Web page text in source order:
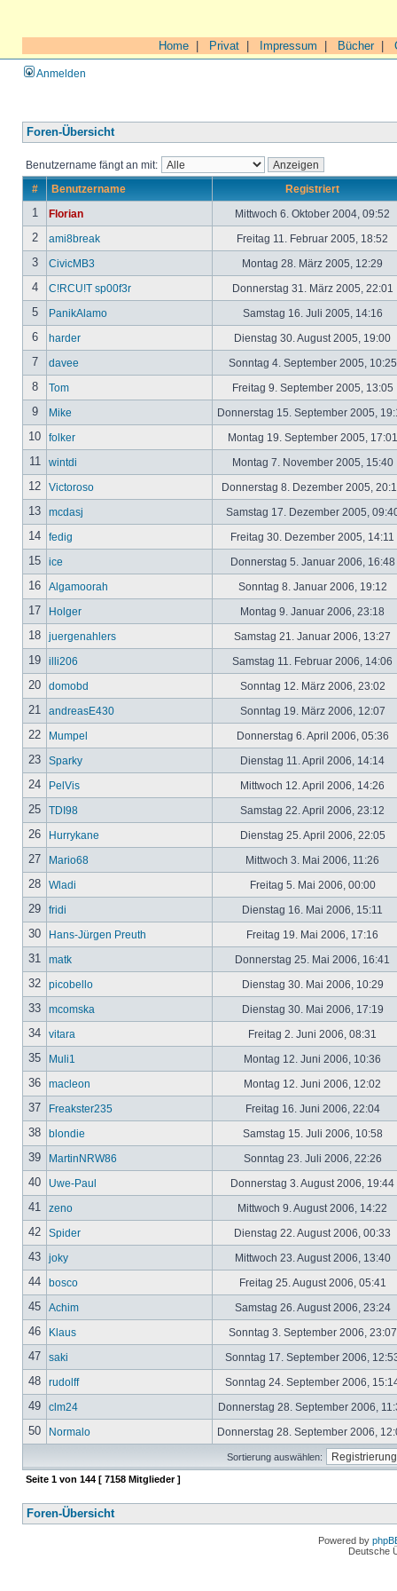
Home Privat Impressum Bücher|
Anmelden
Foren-Übersicht
Benutzername fängt an mit:
# Benutzername Registriert
1 Florian Mittwoch 6. Oktober 2004, 09:52
2 ami8break Freitag 11. Februar 2005, 18:52
3 CivicMB3 Montag 28. März 2005, 12:29
4 C!RCU!T sp00f3r Donnerstag 31. März 2005, 22:01
5 PanikAlamo Samstag 16. Juli 2005, 14:16
6 harder Dienstag 30. August 2005, 19:00
7 davee Sonntag 4. September 2005,
8 Tom Freitag 9. September 2005, 13:05
9 Mike Donnerstag 15. September 2005,
10 folker Montag 19. September 2005,
11 wintdi Montag 7. November 2005, 15:40
12 Victoroso Donnerstag 8. Dezember 2005,
13 mcdasj Samstag 17. Dezember 2005,
14 fedig Freitag 30. Dezember 2005, 14:11
15 ice Donnerstag 5. Januar 2006, 16:48
16 Algamoorah Sonntag 8. Januar 2006, 19:12
17 Holger Montag 9. Januar 2006, 23:18
18 juergenahlers Samstag 21. Januar 2006, 13:27
19 illi206 Samstag 11. Februar 2006, 14:06
20 domobd Sonntag 12. März 2006, 23:02
21 andreasE430 Sonntag 19. März 2006, 12:07
22 Mumpel Donnerstag 6. April 2006, 05:36
23 Sparky Dienstag 11. April 2006, 14:14
24 PelVis Mittwoch 12. April 2006, 14:26
25 TDI98 Samstag 22. April 2006, 23:12
26 Hurrykane Dienstag 25. April 2006, 22:05
27 Mario68 Mittwoch 3. Mai 2006, 11:26
28 Wladi Freitag 5. Mai 2006, 00:00
29 fridi Dienstag 16. Mai 2006, 15:11
30 Hans-Jürgen Preuth Freitag 19. Mai 2006, 17:16
31 matk Donnerstag 25. Mai 2006, 16:41
32 picobello Dienstag 30. Mai 2006, 10:29
33 mcomska Dienstag 30. Mai 2006, 17:19
34 vitara Freitag 2. Juni 2006, 08:31
35 Muli1 Montag 12. Juni 2006, 10:36
36 macleon Montag 12. Juni 2006, 12:02
37 Freakster235 Freitag 16. Juni 2006, 22:04
38 blondie Samstag 15. Juli 2006, 10:58
39 MartinNRW86 Sonntag 23. Juli 2006, 22:26
40 Uwe-Paul Donnerstag 3. August 2006, 19:44
41 zeno Mittwoch 9. August 2006, 14:22
42 Spider Dienstag 22. August 2006, 00:33
43 joky Mittwoch 23. August 2006, 13:40
44 bosco Freitag 25. August 2006, 05:41
45 Achim Samstag 26. August 2006, 23:24
46 Klaus Sonntag 3. September 2006,
47 saki Sonntag 17. September 2006,
48 rudolff Sonntag 24. September 2006,
49 clm24 Donnerstag 28. September 2006,
50 Normalo Donnerstag 28. September 2006,
Sortierung auswählen:
Seite 1 von 144 [ 7158 Mitglieder ]
Foren-Übersicht
Powered by
Deutsche